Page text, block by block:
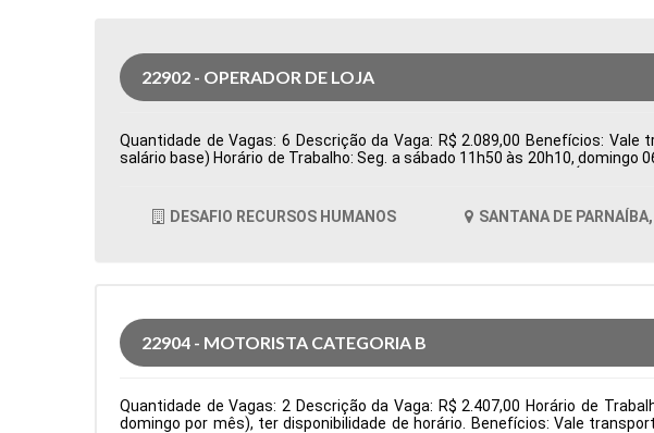
22902 - OPERADOR DE LOJA
Quantidade de Vagas: 6 Descrição da Vaga: R$ 2.089,00 Benefícios:
salário base) Horário de Trabalho: Seg. a sábado 11h50 às 20h10,
DESAFIO RECURSOS HUMANOS SANTANA DE
22904 - MOTORISTA CATEGORIA B
Quantidade de Vagas: 2 Descrição da Vaga: R$ 2.407,00 Horário de
domingo por mês), ter disponibilidade de horário. Benefícios: Vale